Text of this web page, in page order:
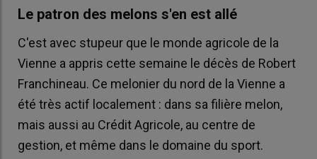
Le patron des melons s'en est allé
C'est avec stupeur que le monde agricole de la
Vienne a appris cette semaine le décès de Robert
Franchineau. Ce melonier du nord de la Vienne a
été très actif localement : dans sa filière melon,
mais aussi au Crédit Agricole, au centre de
gestion, et même dans le domaine du sport.